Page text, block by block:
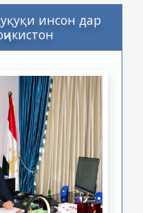
инсон дар